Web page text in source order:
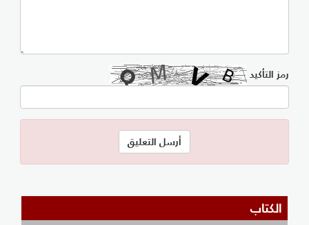
رمز التأكيد
الكتاب